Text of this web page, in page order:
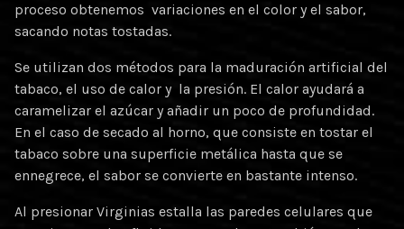
proceso obtenemos variaciones en el color y el sabor,
sacando notas tostadas.
Se utilizan dos métodos para la maduración artificial del
tabaco, el uso de calor y la presión. El calor ayudará a
caramelizar el azúcar y añadir un poco de profundidad.
En el caso de secado al horno, que consiste en tostar el
tabaco sobre una superficie metálica hasta que se
ennegrece, el sabor se convierte en bastante intenso.
Al presionar Virginias estalla las paredes celulares que